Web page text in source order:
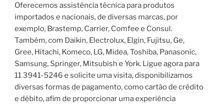
Oferecemos assistência técnica para produtos
importados e nacionais, de diversas marcas, por
exemplo, Brastemp, Carrier, Comfee e Consul.
Também, com Daikin, Electrolux, Elgin, Fujitsu, Ge,
Gree, Hitachi, Komeco, LG, Midea, Toshiba, Panasonic,
Samsung, Springer, Mitsubish e York. Ligue agora para
11 3941-5246 e solicite uma visita, disponibilizamos
diversas formas de pagamento, como cartão de crédito
e débito, afim de proporcionar uma experiência